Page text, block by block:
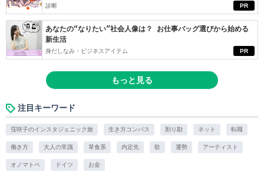
PR
診断
PR
あなたの“なりたい”社会人像は？ お仕事バッグ選びから始める
新生活
身だしなみ・ビジネスアイテム
もっと見る
注目キーワード
窪咲子のインスタジェニック旅 生き方コンパス 割り勘 ネット 転職
働き方 大人の常識 草食系 内定先 歌 運勢 アーティスト
オノマトペ ドイツ お金